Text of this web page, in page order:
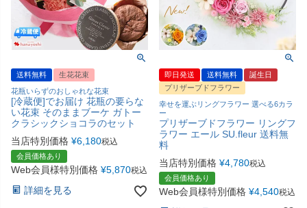
送料無料
生花花束
花瓶いらずのおしゃれな花束
[冷蔵便]でお届け 花瓶の要らな
い花束 そのままブーケ ガトー
クラシックショコラのセット
当店特別価格 ¥6,180税込
会員価格あり
Web会員様特別価格 ¥5,870税込
詳細を見る
即日発送 送料無料
誕生日
プリザーブドフラワー
幸せを運ぶリングフラワー 選べる6カラ
ー
プリザーブドフラワー リングフ
ラワー エール SU.fleur 送料無
料
当店特別価格 ¥4,780税込
会員価格あり
Web会員様特別価格 ¥4,540税込